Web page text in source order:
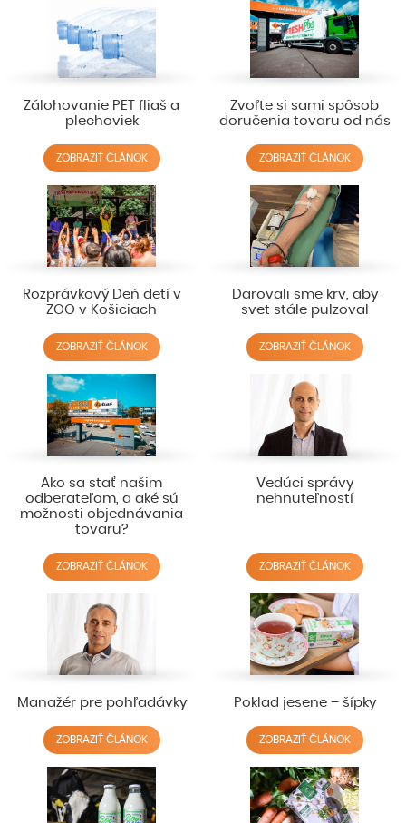
Zálohovanie PET fliaš a
plechoviek
ZOBRAZIŤ ČLÁNOK
Zvoľte si sami spôsob
doručenia tovaru od nás
ZOBRAZIŤ ČLÁNOK
Rozprávkový Deň detí v
ZOO v Košiciach
ZOBRAZIŤ ČLÁNOK
Darovali sme krv, aby
svet stále pulzoval
ZOBRAZIŤ ČLÁNOK
Ako sa stať našim
odberateľom, a aké sú
možnosti objednávania
tovaru?
ZOBRAZIŤ ČLÁNOK
Vedúci správy
nehnuteľností
ZOBRAZIŤ ČLÁNOK
Manažér pre pohľadávky
ZOBRAZIŤ ČLÁNOK
Poklad jesene – šípky
ZOBRAZIŤ ČLÁNOK